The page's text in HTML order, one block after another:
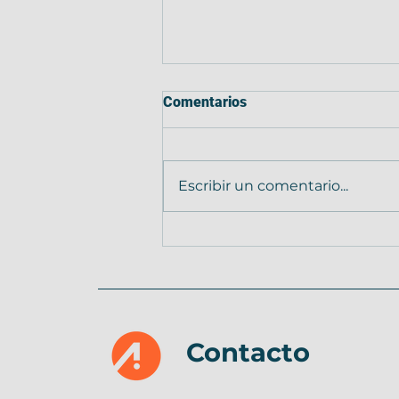
Comentarios
Escribir un comentario...
Contacto